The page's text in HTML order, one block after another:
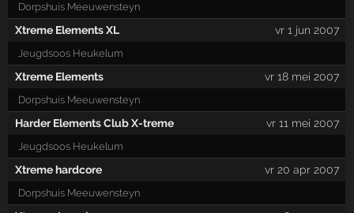
Dorpshuis Meeuwensteyn
Xtreme Elements XL vr 1 jun 2007
Jeugdsoos Heukelum
Xtreme Elements vr 18 mei 2007
Dorpshuis Meeuwensteyn
Harder Elements Club X-treme vr 11 mei 2007
Jeugdsoos Heukelum
Xtreme hardcore vr 20 apr 2007
Dorpshuis Meeuwensteyn